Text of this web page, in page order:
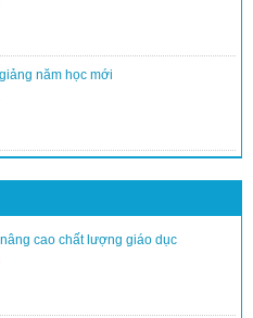
dục nâng cao chất lượng dạy và học
năm học mới
cao chất lượng giáo dục